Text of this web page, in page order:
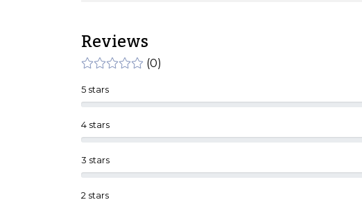
Reviews
(0)
2 stars
3 stars
4 stars
5 stars